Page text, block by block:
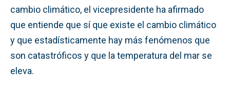
cambio climático, el vicepresidente ha afirmado
que entiende que sí que existe el cambio climático
y que estadísticamente hay más fenómenos que
son catastróficos y que la temperatura del mar se
eleva.